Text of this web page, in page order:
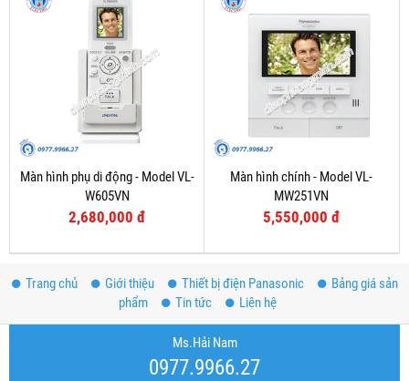
Màn hình phụ di động - Model VL-
W605VN
2,680,000 đ
Màn hình chính - Model VL-
MW251VN
5,550,000 đ
Trang chủ Giới thiệu Thiết bị điện Panasonic
Bảng giá sản
phẩm
Tin tức Liên hệ
Ms.Hải Nam
0977.9966.27